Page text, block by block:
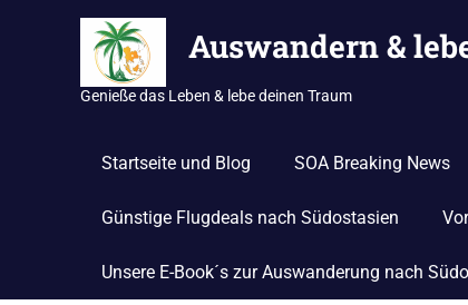
Auswandern &
Genieße das Leben & lebe deinen Traum
Startseite und Blog SOA Breaking News
Günstige Flugdeals nach Südostasien
Unsere E-Book´s zur Auswanderung nach